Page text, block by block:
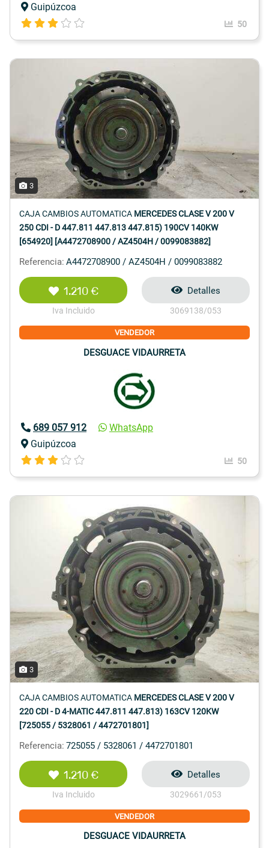
Guipúzcoa
50
3
CAJA CAMBIOS AUTOMATICA MERCEDES CLASE V 200 V
250 CDI - D 447.811 447.813 447.815) 190CV 140KW
[654920] [A4472708900 / AZ4504H / 0099083882]
Referencia: A4472708900 / AZ4504H / 0099083882
1.210 €
Iva Incluido
Detalles
3069138/053
VENDEDOR
DESGUACE VIDAURRETA
689 057 912
WhatsApp
Guipúzcoa
50
3
CAJA CAMBIOS AUTOMATICA MERCEDES CLASE V 200 V
220 CDI - D 4-MATIC 447.811 447.813) 163CV 120KW
[725055 / 5328061 / 4472701801]
Referencia: 725055 / 5328061 / 4472701801
1.210 €
Iva Incluido
Detalles
3029661/053
VENDEDOR
DESGUACE VIDAURRETA